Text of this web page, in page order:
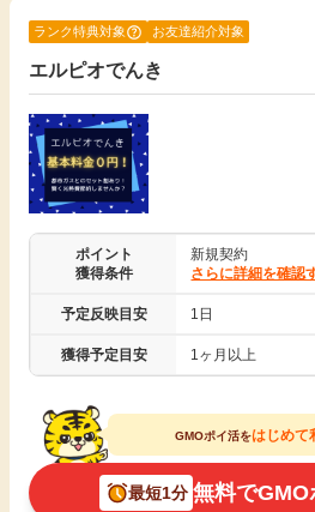
新着
高還元
無料
即日還元
アンケート
ゲーム
無料サービス
エンタメ
クレジットカード
暮らし
学び
ランク特典対象 お友達紹介対象
エルピオでんき
ポイント
獲得条件
新規契約
さらに詳細を確認
予定反映目安 1日
獲得予定目安 1ヶ月以上
GMOポイ活をはじめて
最短1分 無料で